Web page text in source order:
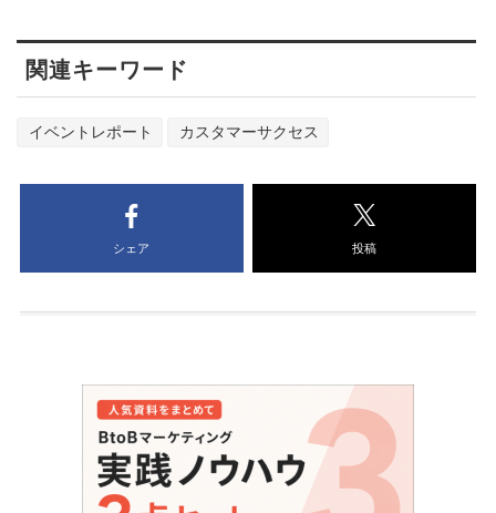
関連キーワード
イベントレポート カスタマーサクセス
シェア 投稿